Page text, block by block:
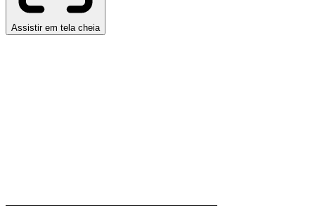
Assistir em tela cheia